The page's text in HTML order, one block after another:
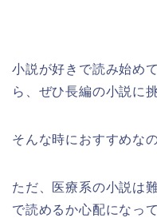
小説が好きで読み始め
ら、ぜひ長編の小説に
そんな時におすすめな
ただ、医療系の小説は
で読めるか心配になっ